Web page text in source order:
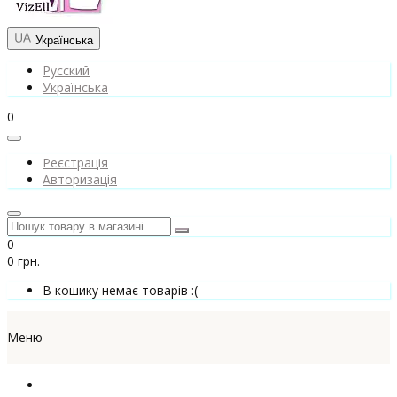
Українська
Русский
Українська
0
Реєстрація
Авторизація
0
0 грн.
В кошику немає товарів :(
Меню